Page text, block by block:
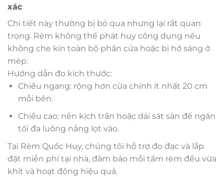
xác
Chi tiết này thường bị bỏ qua nhưng lại rất quan
trọng. Rèm không thể phát huy công dụng nếu
không che kín toàn bộ phần cửa hoặc bị hở sáng ở
mép.
Hướng dẫn đo kích thước:
Chiều ngang: rộng hơn cửa chính ít nhất 20 cm
mỗi bên.
Chiều cao: nên kịch trần hoặc dài sát sàn để ngăn
tối đa luồng nắng lọt vào.
Tại Rèm Quốc Huy, chúng tôi hỗ trợ đo đạc và lắp
đặt miễn phí tại nhà, đảm bảo mỗi tấm rèm đều vừa
khít và hoạt động hiệu quả.